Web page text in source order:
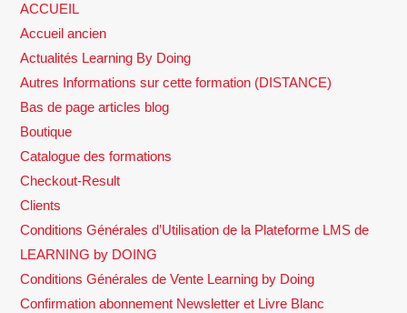
ACCUEIL
Accueil ancien
Actualités Learning By Doing
Autres Informations sur cette formation (DISTANCE)
Bas de page articles blog
Boutique
Catalogue des formations
Checkout-Result
Clients
Conditions Générales d’Utilisation de la Plateforme LMS de
LEARNING by DOING
Conditions Générales de Vente Learning by Doing
Confirmation abonnement Newsletter et Livre Blanc